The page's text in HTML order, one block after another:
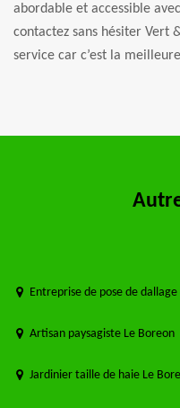
abordable et accessible
contactez sans hésiter Vert
service car c’est la
Entreprise de pose de
Artisan paysagiste Le Boreon
Jardinier taille de haie Le